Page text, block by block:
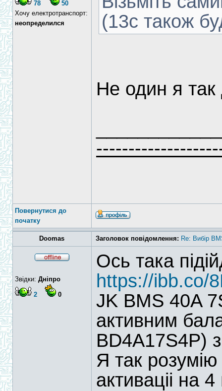
78
50
Хочу електротранспорт:
неопределился
(13с також
Не один я
Повернутися до
початку
Doomas Заголовок повідомлення: Re: Вибір
Звідки: Дніпро
2 0
Ось така
https://ibb.co/
JK BMS 40A
активним
BD4A17S4P)
Я так
активаціі на